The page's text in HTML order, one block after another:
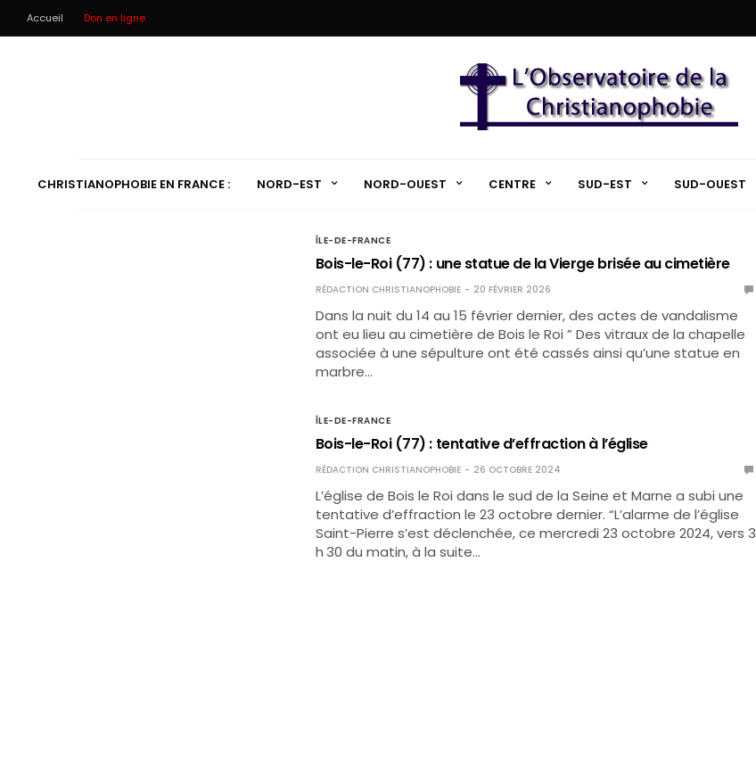
Accueil Don en ligne
CHRISTIANOPHOBIE EN FRANCE : NORD-EST NORD-OUEST CENTRE SUD-EST SUD-OUEST
ÎLE-DE-FRANCE
Bois-le-Roi (77) : une statue de la Vierge brisée au cimetière
RÉDACTION CHRISTIANOPHOBIE 20 FÉVRIER 2026
Dans la nuit du 14 au 15 février dernier, des actes de vandalisme
ont eu lieu au cimetière de Bois le Roi ” Des vitraux de la chapelle
associée à une sépulture ont été cassés ainsi qu’une statue en
marbre…
ÎLE-DE-FRANCE
Bois-le-Roi (77) : tentative d’effraction à l’église
RÉDACTION CHRISTIANOPHOBIE 26 OCTOBRE 2024
L’église de Bois le Roi dans le sud de la Seine et Marne a subi une
tentative d’effraction le 23 octobre dernier. “L’alarme de l’église
Saint-Pierre s’est déclenchée, ce mercredi 23 octobre 2024, vers 3
h 30 du matin, à la suite…